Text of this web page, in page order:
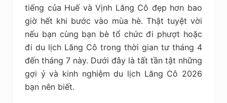
tiếng của Huế và Vịnh Lăng Cô đẹp hơn bao
giờ hết khi bước vào mùa hè. Thật tuyệt vời
nếu bạn cùng bạn bè tổ chức đi phượt hoặc
đi du lịch Lăng Cô trong thời gian tư tháng 4
đến tháng 7 này. Dưới đây là tất tần tật những
gợi ý và kinh nghiệm du lịch Lăng Cô 2026
bạn nên biết.